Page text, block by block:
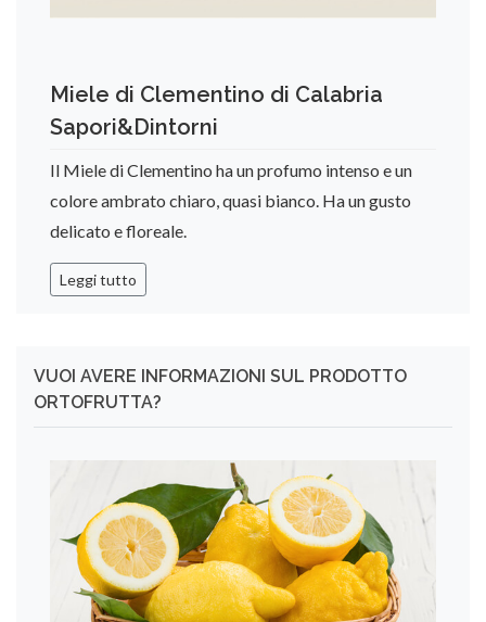
Miele di Clementino di Calabria
Sapori&Dintorni
Il Miele di Clementino ha un profumo intenso e un
colore ambrato chiaro, quasi bianco. Ha un gusto
delicato e floreale.
Leggi tutto
VUOI AVERE INFORMAZIONI SUL PRODOTTO
ORTOFRUTTA?